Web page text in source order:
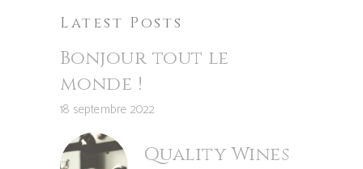
Latest Posts
Bonjour tout le
monde !
18 septembre 2022
Quality Wines